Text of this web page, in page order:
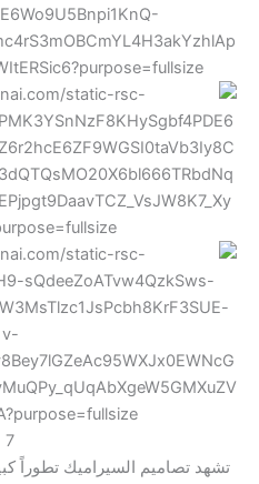
7
تشهد تصاميم السيراميك تطوراً